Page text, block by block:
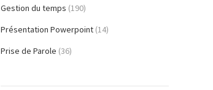
Gestion du temps (190)
Présentation Powerpoint (14)
Prise de Parole (36)